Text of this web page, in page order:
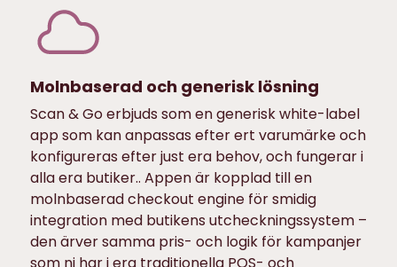
Molnbaserad och generisk lösning
Scan & Go erbjuds som en generisk white-label
app som kan anpassas efter ert varumärke och
konfigureras efter just era behov, och fungerar i
alla era butiker.. Appen är kopplad till en
molnbaserad checkout engine för smidig
integration med butikens utcheckningssystem –
den ärver samma pris- och logik för kampanjer